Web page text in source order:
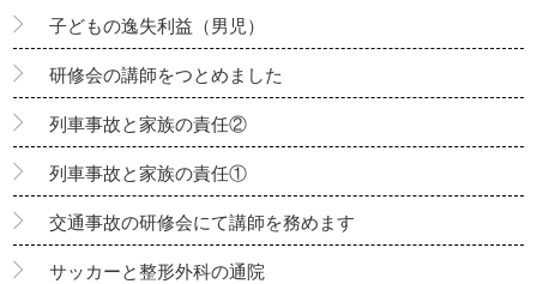
子どもの逸失利益（男児）
研修会の講師をつとめました
列車事故と家族の責任②
列車事故と家族の責任①
交通事故の研修会にて講師を務めます
サッカーと整形外科の通院